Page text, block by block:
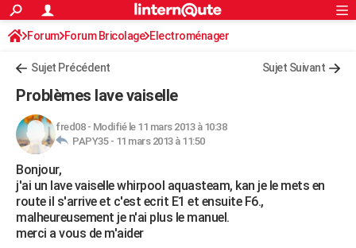
ACTUALITÉS
Politique
Société
Faits Divers
Education
Monde
Villes
+
FINANCE
Retraite
Impôts
Epargne
Immobilier
Risques naturels par ville
Banque
Assurance
Crédit
AUTO
Essais
Réserver un essai
Citadines
Berlines
SUV
Forum auto
+HIGH-TECH
Mobiles
Meilleur smartphone
Internet
Ordinateurs
Jeux vidéo
Guide high-tech
+BRICOLAGE
Forum
Aménagement intérieur
Extérieur
Cuisine
Salle de bains
Jardinage
Rangement
S'inscrire
Connexion
Forum Forum Bricolage Electroménager
Sujet Précédent Sujet Suivant
Problèmes lave vaiselle
fred08- Modifié le 11 mars 2013 à 10:38
PAPY35 - 11 mars 2013 à 11:50
Bonjour,
j'ai un lave vaiselle whirpool aquasteam, kan je le mets en
route il s'arrive et c'est ecrit E1 et ensuite F6.,
malheureusement je n'ai plus le manuel.
merci a vous de m'aider